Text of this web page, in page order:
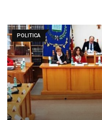
POLITICA